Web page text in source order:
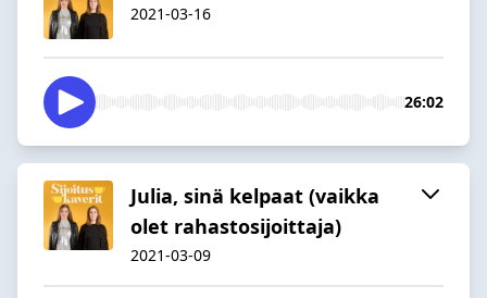
2021-03-16
26:02
Julia, sinä kelpaat (vaikka
olet rahastosijoittaja)
2021-03-09